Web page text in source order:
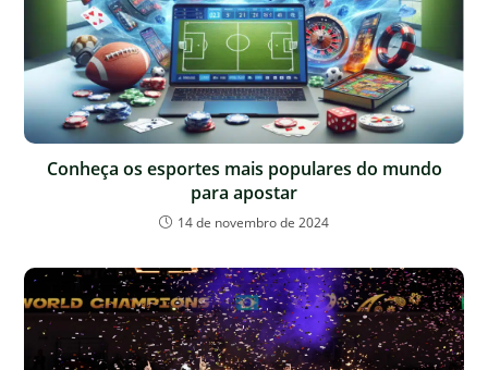
Conheça os esportes mais populares do mundo
para apostar
14 de novembro de 2024